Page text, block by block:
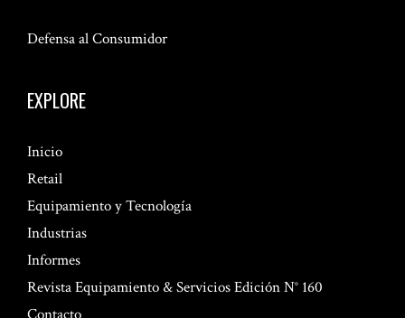
Defensa al Consumidor
EXPLORE
Inicio
Retail
Equipamiento y Tecnología
Industrias
Informes
Revista Equipamiento & Servicios Edición N° 160